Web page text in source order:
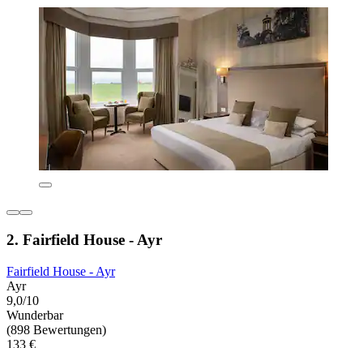
2. Fairfield House - Ayr
Fairfield House - Ayr
Ayr
9,0/10
Wunderbar
(898 Bewertungen)
133 €